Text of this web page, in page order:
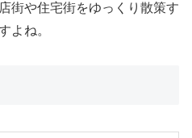
街や住宅街をゆっくり散策す
よね。